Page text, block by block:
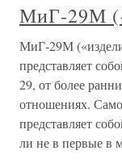
МиГ-29М
МиГ-29М
представляет
29, от более
отношениях.
представляет
ли не в первые в